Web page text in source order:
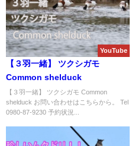
YouTube
【３羽一緒】 ツクシガモ
Common shelduck
【３羽一緒】 ツクシガモ Common
shelduck お問い合わせはこちらから。 Tel
0980-87-9230 予約状況...